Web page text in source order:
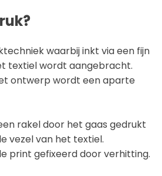
waarbij inkt via een fijn
textiel wordt aangebracht.
ontwerp wordt een aparte
rakel door het gaas gedrukt
vezel van het textiel.
print gefixeerd door verhitting.